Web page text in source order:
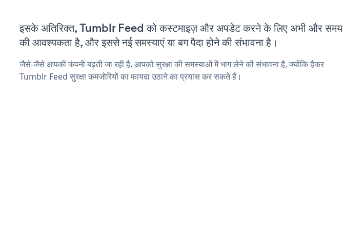
इसके अतिरिक्त, Tumblr Feed को कस्टमाइज़ और अपडेट करने के लिए अभी और समय
की आवश्यकता है, और इससे नई समस्याएं या बग पैदा होने की संभावना है।
जैसे-जैसे आपकी कंपनी बढ़ती जा रही है, आपको सुरक्षा की समस्याओं में भाग लेने की संभावना है, क्योंकि हैकर
Tumblr Feed सुरक्षा कमजोरियों का फायदा उठाने का प्रयास कर सकते हैं।